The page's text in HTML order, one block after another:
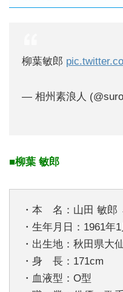
柳葉敏郎
— 相州素浪人
■柳葉 敏郎
・本 名：山田 敏郎
・生年月日：1961年1
・出生地：秋田県大
・身 長：171cm
・血液型：O型